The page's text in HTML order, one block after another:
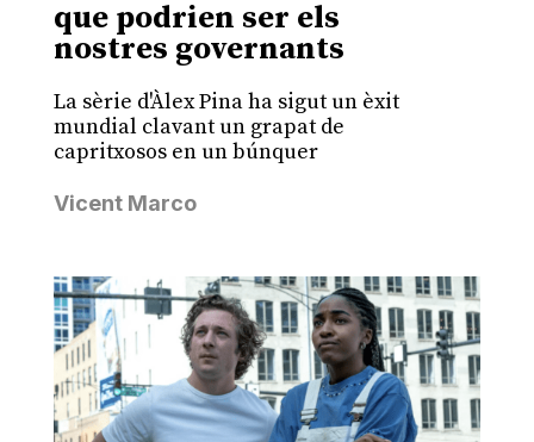
que podrien ser els
nostres governants
La sèrie d'Àlex Pina ha sigut un èxit
mundial clavant un grapat de
capritxosos en un búnquer
Vicent Marco